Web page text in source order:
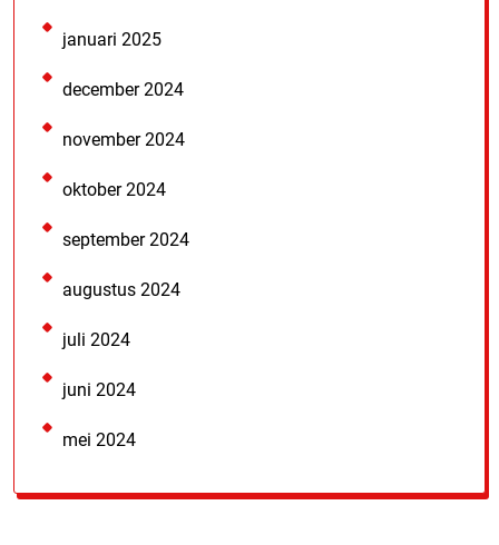
januari 2025
december 2024
november 2024
oktober 2024
september 2024
augustus 2024
juli 2024
juni 2024
mei 2024